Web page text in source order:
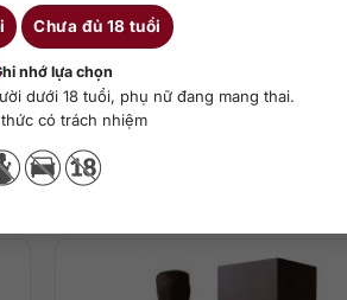
Chưa đủ 18 tuổi
nhớ lựa chọn
dưới 18 tuổi, phụ nữ đang mang thai.
có trách nhiệm
bơ cứng.
trên đầu lưỡi, thăng hoa với sự tiến
Chi tiết
tương tự